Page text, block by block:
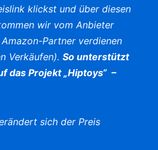
klickst und über diesen
wir vom Anbieter
Partner verdienen
Verkäufen). So unterstützt
das Projekt „Hiptoys“ –
sich der Preis